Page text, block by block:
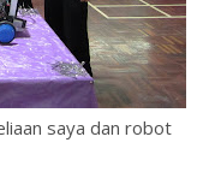
saya dan robot